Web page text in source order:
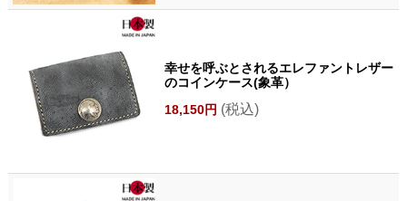
幸せを呼ぶとされるエレファントレザー
のコインケース(象革）
18,150円 (税込)